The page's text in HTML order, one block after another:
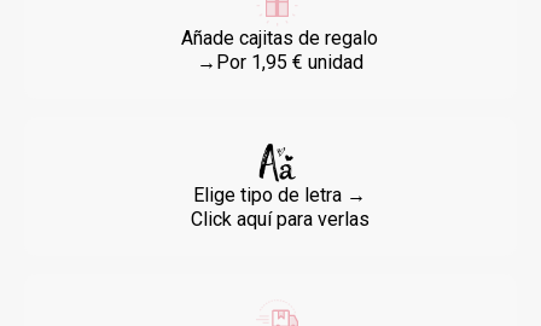
Añade cajitas de regalo
→Por 1,95 € unidad
Elige tipo de letra →
Click aquí para verlas